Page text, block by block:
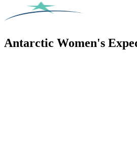
Antarctic Women's